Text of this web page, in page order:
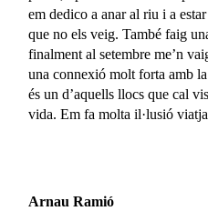
em dedico a anar al riu i a
que no els veig. També faig
finalment al setembre me’n
una connexió molt forta amb
és un d’aquells llocs que cal
vida. Em fa molta il·lusió
Arnau Ramió